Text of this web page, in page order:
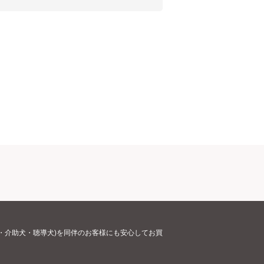
介助犬・聴導犬)を同伴のお客様にも安心してお買